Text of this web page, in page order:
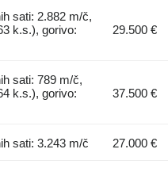
sati: 2.882 m/č,
k.s.), gorivo:
29.500 €
sati: 789 m/č,
k.s.), gorivo:
37.500 €
sati: 3.243 m/č 27.000 €